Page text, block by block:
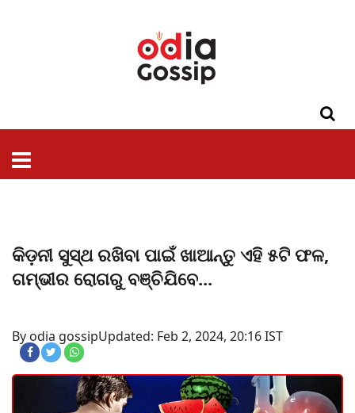
କିଡ଼ନୀ ସୁସ୍ଥ ରଖିବା ପାଇଁ ଖାଆନ୍ତୁ ଏହି ୫ଟି ଫଳ,
ଗମ୍ଭୀର ରୋଗରୁ ବଞ୍ଚିଯିବେ...
By odia gossipUpdated: Feb 2, 2024, 20:16 IST